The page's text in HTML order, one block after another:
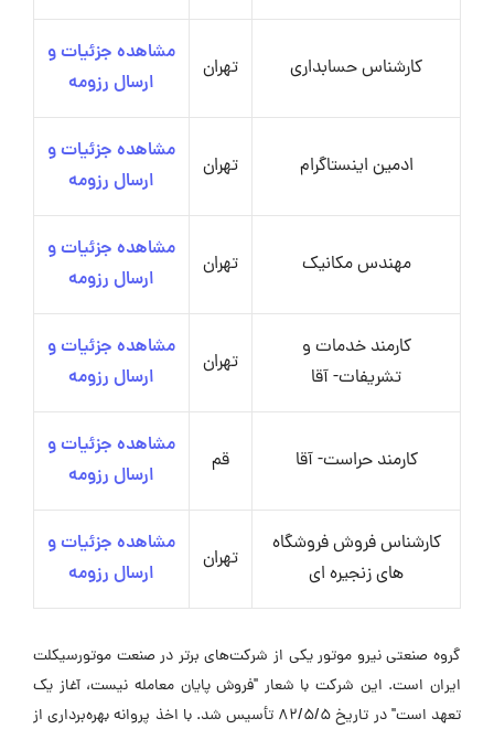
کارشناس حسابداری تهران
مشاهده جزئیات و
ارسال رزومه
ادمین اینستاگرام تهران
مشاهده جزئیات و
ارسال رزومه
مهندس مکانیک تهران
مشاهده جزئیات و
ارسال رزومه
کارمند خدمات و
تشریفات- آقا
تهران
مشاهده جزئیات و
ارسال رزومه
کارمند حراست- آقا قم
مشاهده جزئیات و
ارسال رزومه
کارشناس فروش فروشگاه
های زنجیره ای
تهران
مشاهده جزئیات و
ارسال رزومه
گروه صنعتی نیرو موتور یکی از شرکت‌های برتر در صنعت موتورسیکلت
ایران است. این شرکت با شعار "فروش پایان معامله نیست، آغاز یک
تعهد است" در تاریخ 82/5/5 تأسیس شد. با اخذ پروانه بهره‌برداری از